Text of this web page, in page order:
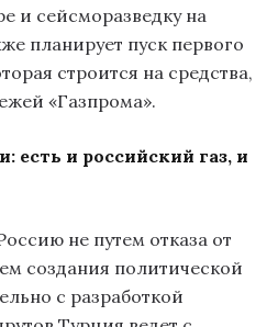
и сейсморазведку на
планирует пуск первого
строится на средства,
«Газпрома».
есть и российский газ, и
не путем отказа от
создания политической
с разработкой